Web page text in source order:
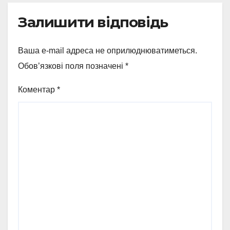
Залишити відповідь
Ваша e-mail адреса не оприлюднюватиметься.
Обов’язкові поля позначені *
Коментар *